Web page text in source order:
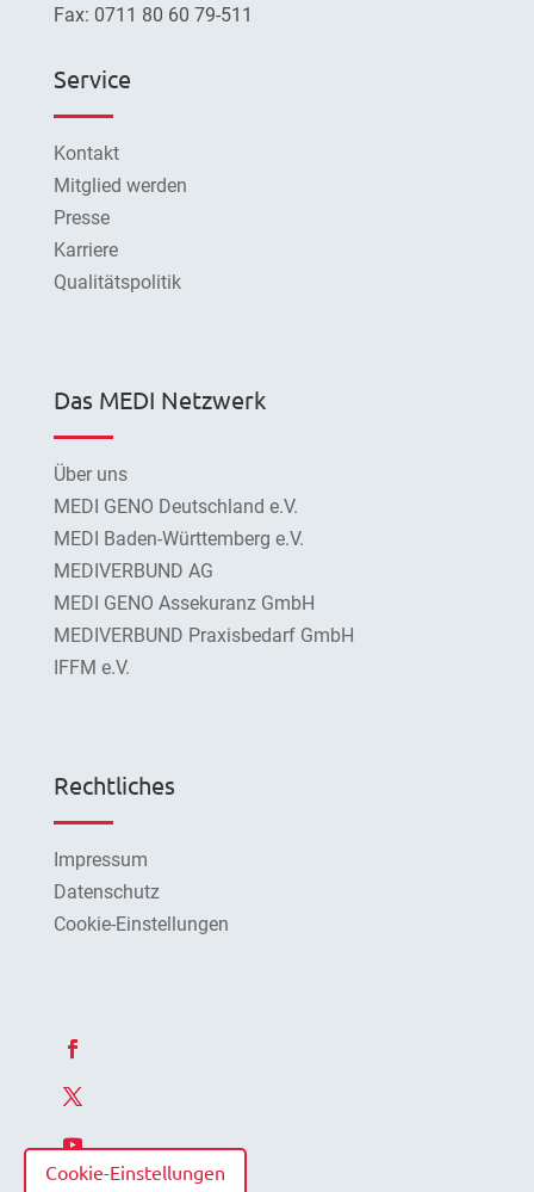
Cookie-Einstellungen
Fax: 0711 80 60 79-511
Service
Kontakt
Mitglied werden
Presse
Karriere
Qualitätspolitik
Das MEDI Netzwerk
Über uns
MEDI GENO Deutschland e.V.
MEDI Baden-Württemberg e.V.
MEDIVERBUND AG
MEDI GENO Assekuranz GmbH
MEDIVERBUND Praxisbedarf GmbH
IFFM e.V.
Rechtliches
Impressum
Datenschutz
Cookie-Einstellungen